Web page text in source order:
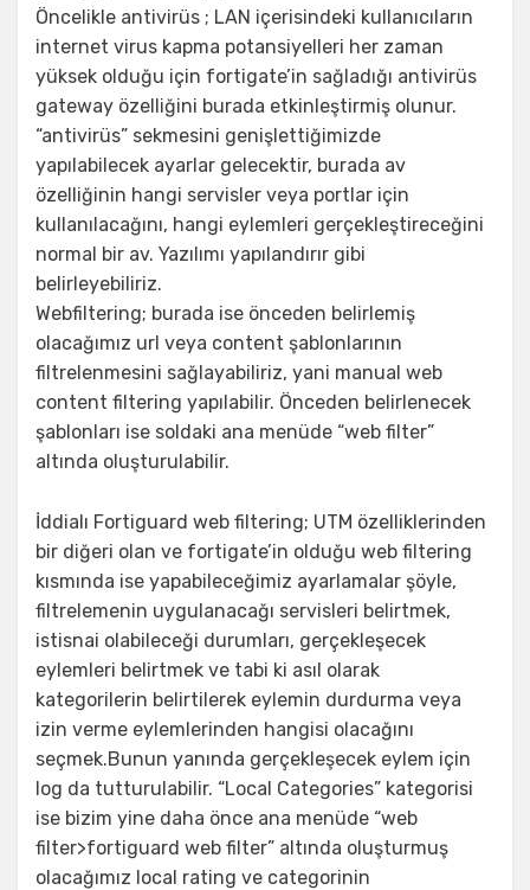
Öncelikle antivirüs ; LAN içerisindeki kullanıcıların
internet virus kapma potansiyelleri her zaman
yüksek olduğu için fortigate’in sağladığı antivirüs
gateway özelliğini burada etkinleştirmiş olunur.
“antivirüs” sekmesini genişlettiğimizde
yapılabilecek ayarlar gelecektir, burada av
özelliğinin hangi servisler veya portlar için
kullanılacağını, hangi eylemleri gerçekleştireceğini
normal bir av. Yazılımı yapılandırır gibi
belirleyebiliriz.
Webfiltering; burada ise önceden belirlemiş
olacağımız url veya content şablonlarının
filtrelenmesini sağlayabiliriz, yani manual web
content filtering yapılabilir. Önceden belirlenecek
şablonları ise soldaki ana menüde “web filter”
altında oluşturulabilir.
İddialı Fortiguard web filtering; UTM özelliklerinden
bir diğeri olan ve fortigate’in olduğu web filtering
kısmında ise yapabileceğimiz ayarlamalar şöyle,
filtrelemenin uygulanacağı servisleri belirtmek,
istisnai olabileceği durumları, gerçekleşecek
eylemleri belirtmek ve tabi ki asıl olarak
kategorilerin belirtilerek eylemin durdurma veya
izin verme eylemlerinden hangisi olacağını
seçmek.Bunun yanında gerçekleşecek eylem için
log da tutturulabilir. “Local Categories” kategorisi
ise bizim yine daha önce ana menüde “web
filter>fortiguard web filter” altında oluşturmuş
olacağımız local rating ve categorinin